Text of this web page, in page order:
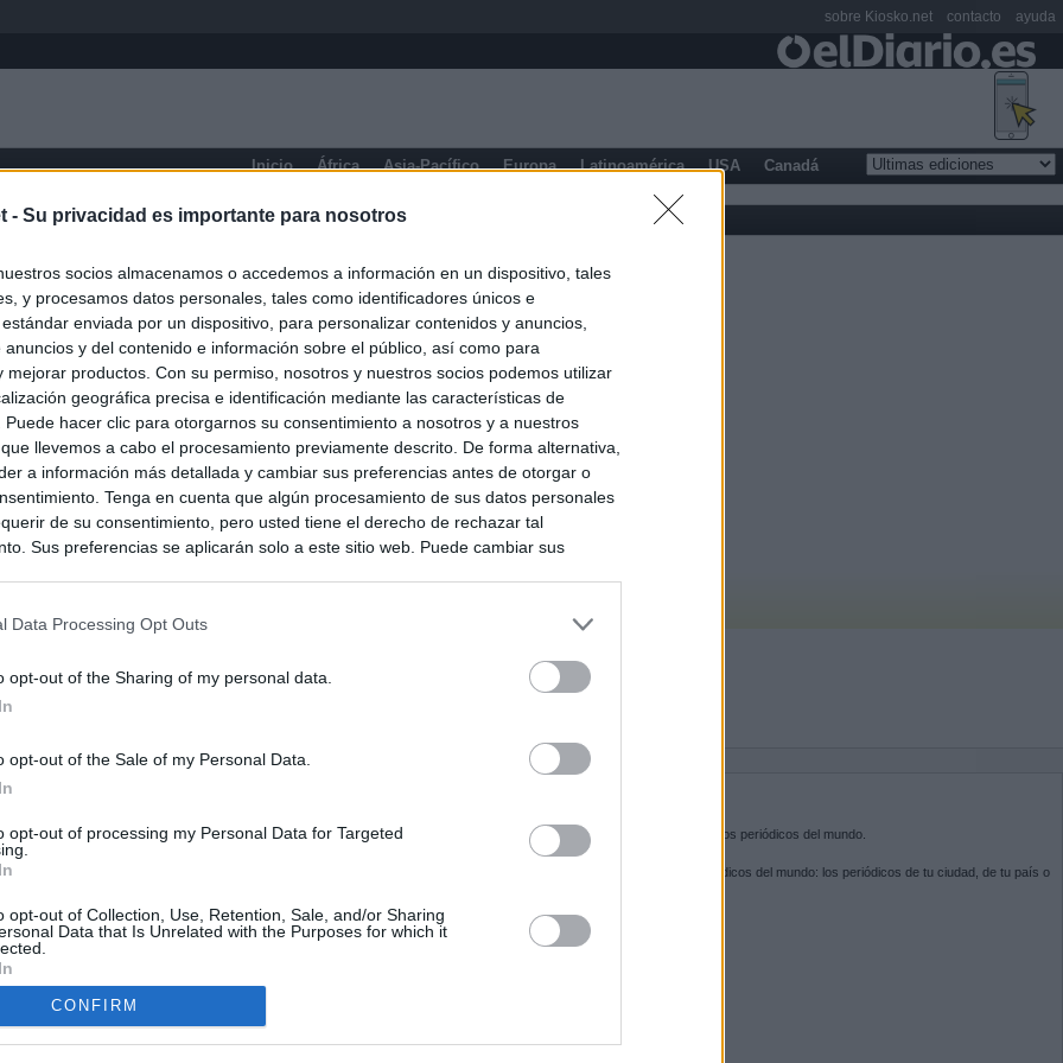
- Su privacidad es importante para nosotros
socios almacenamos o accedemos a información en un dispositivo, tales
y procesamos datos personales, tales como identificadores únicos e
enviada por un dispositivo, para personalizar contenidos y anuncios,
anuncios y del contenido e información sobre el público, así como para
mejorar productos. Con su permiso, nosotros y nuestros socios podemos utilizar
geográfica precisa e identificación mediante las características de
Puede hacer clic para otorgarnos su consentimiento a nosotros y a nuestros
llevemos a cabo el procesamiento previamente descrito. De forma alternativa,
a información más detallada y cambiar sus preferencias antes de otorgar o
Tenga en cuenta que algún procesamiento de sus datos personales
de su consentimiento, pero usted tiene el derecho de rechazar tal
Sus preferencias se aplicarán solo a este sitio web. Puede cambiar sus
Data Processing Opt Outs
opt-out of the Sharing of my personal data.
opt-out of the Sale of my Personal Data.
opt-out of processing my Personal Data for Targeted
opt-out of Collection, Use, Retention, Sale, and/or Sharing
Data that Is Unrelated with the Purposes for which it
CONFIRM
Inicio África Asia-Pacífico Europa Latinoamérica USA Canadá
de Ayuso de las instituciones de la Comunidad de Madrid
no logró venderlo
una oportunidad": el camino a Ceuta de Mohamed y cientos
la peor crisis humanitaria del mundo
con Meloni y entra al choque con Italia tras calmar al resto de
Kiosko.net es la puerta de entrada a los periódicos del mundo.
Navega por las portadas de los periódicos del mundo: los periódicos de tu ciudad, de tu país o
SÍGUENOS
sobre Kiosko.net contacto ayuda